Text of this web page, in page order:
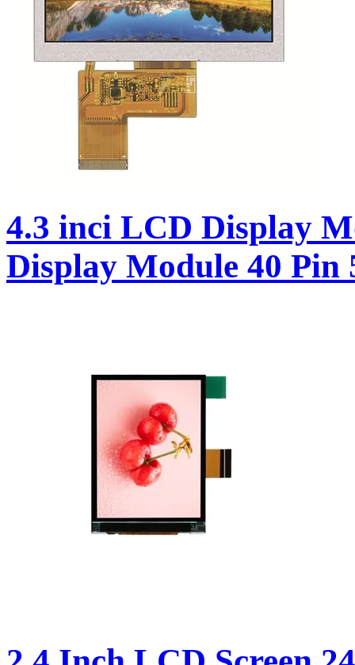
4.3 inci LCD Display
Display Module 40 Pin